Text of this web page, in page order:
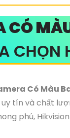
CÓ
CHỌN
Có Màu
tín và chất
phú,